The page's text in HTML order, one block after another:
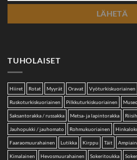
TUHOLAISET
Hiiret Rotat Myyrät Oravat Vyöturkiskuoriainen
Ruskoturkiskuoriainen Pilkkuturkiskuoriainen
Saksantorakka / russakka Metsa- ja lapintorakka
Jauhopukki / jauhomato Rohmukuoriainen
Faaraomuurahainen Lutikka Kirppu Täit
Kimalainen Hevosmuurahainen Sokeritoukka